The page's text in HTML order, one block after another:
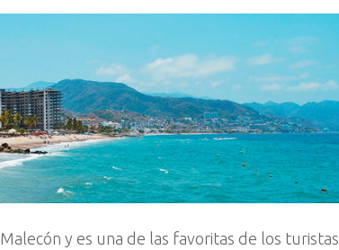
y es una de las favoritas de los turistas